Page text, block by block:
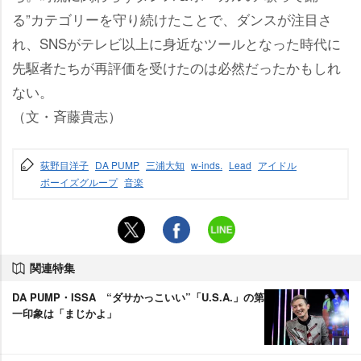
る”カテゴリーを守り続けたことで、ダンスが注目さ
れ、SNSがテレビ以上に身近なツールとなった時代に
先駆者たちが再評価を受けたのは必然だったかもしれ
ない。
（文・斉藤貴志）
荻野目洋子 DA PUMP 三浦大知 w-inds. Lead アイドル
ボーイズグループ 音楽
関連特集
DA PUMP・ISSA “ダサかっこいい”「U.S.A.」の第
一印象は「まじかよ」